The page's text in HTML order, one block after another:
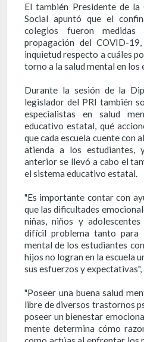
El también Presidente de
Social apuntó que el
colegios fueron
propagación del COVID-
inquietud respecto a cuáles
torno a la salud mental en los
Durante la sesión de la
legislador del PRI también
especialistas en salud
educativo estatal, qué
que cada escuela cuente con
atienda a los
anterior se llevó a cabo el
el sistema educativo estatal.
"Es importante contar con
que las dificultades
niñas, niños y
difícil problema tanto para
mental de los estudiantes
hijos no logran en la escuela
sus esfuerzos y
"Poseer una buena salud
libre de diversos trastornos
poseer un bienestar
mente determina cómo